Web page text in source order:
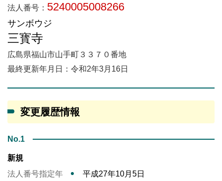
法人番号： 5240005008266
サンボウジ
三寳寺
広島県福山市山手町３３７０番地
最終更新年月日：令和2年3月16日
変更履歴情報
No.1
新規
法人番号指定年
平成27年10月5日